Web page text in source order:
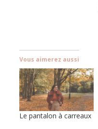
Vous aimerez aussi
Le pantalon à carreaux